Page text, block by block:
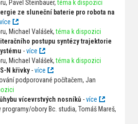
Pavel Steinbauer,téma k dispozici
ze sluneční baterie pro robota na
více
Michael Valášek,téma k dispozici
postupu syntézy trajektorie
-více
Michael Valášek,téma k dispozici
N křivky-více
podporované počítačem, Jan
vícevrstvých nosníků-více
programy/obory Bc. studia, Tomáš Mareš,